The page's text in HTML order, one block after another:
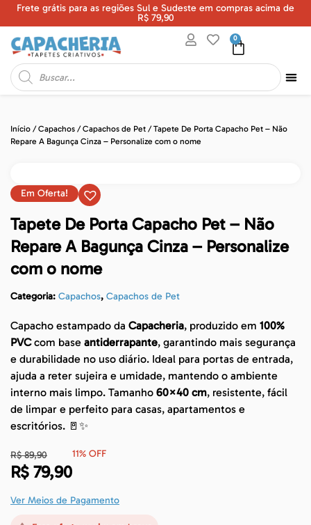
Frete grátis para as regiões Sul e Sudeste em compras acima de
R$ 79,90
0
Início /Capachos /Capachos de Pet / Tapete De Porta Capacho Pet – Não
Repare A Bagunça Cinza – Personalize com o nome
Em Oferta!
Tapete De Porta Capacho Pet – Não
Repare A Bagunça Cinza – Personalize
com o nome
Categoria: Capachos, Capachos de Pet
Capacho estampado da Capacheria, produzido em 100%
PVCcom base antiderrapante, garantindo mais segurança
e durabilidade no uso diário. Ideal para portas de entrada,
ajuda a reter sujeira e umidade, mantendo o ambiente
interno mais limpo. Tamanho 60×40 cm, resistente, fácil
de limpar e perfeito para casas, apartamentos e
escritórios. 🚪✨
R$89,90
R$ 79,90
11% OFF
Ver Meios de Pagamento